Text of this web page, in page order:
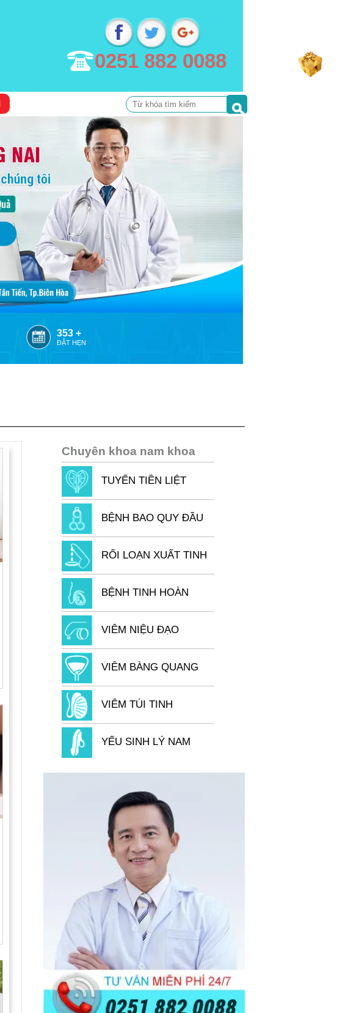
0251 882 0088
328 +
ĐẶT HẸN
Chuyên khoa nam khoa
TUYẾN TIỀN LIỆT
BỆNH BAO QUY ĐẦU
RỐI LOẠN XUẤT TINH
BỆNH TINH HOÀN
VIÊM NIỆU ĐẠO
VIÊM BÀNG QUANG
VIÊM TÚI TINH
YẾU SINH LÝ NAM